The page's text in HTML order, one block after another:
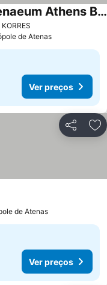
Intercontinental Hotels Athenaeum Athens By Ihg
de Atenas
Ver preços
Partilhar
de Atenas
Ver preços